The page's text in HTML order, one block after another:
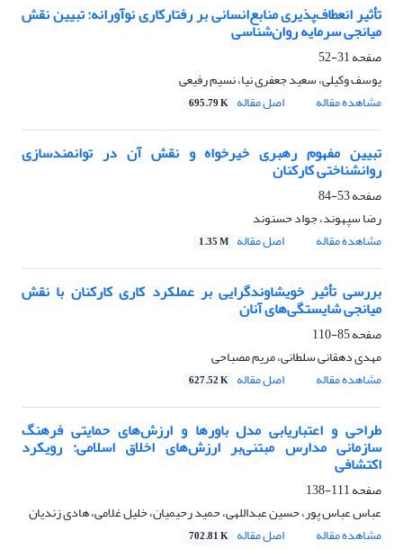
تأثیر انعطاف‌پذیری ‌منابع‌انسانی بر رفتار‌کاری نوآورانه: تبیین نقش
میانجی سرمایه روان‌شناسی
صفحه31-52
یوسف وکیلی، سعید جعفری نیا، نسیم رفیعی
مشاهده مقاله
اصل مقاله 695.79 K
تبیین مفهوم رهبری خیرخواه و نقش آن در توانمندسازی
روانشناختی کارکنان
صفحه53-84
رضا سپهوند، جواد حسنوند
مشاهده مقاله
اصل مقاله 1.35 M
بررسی تأثیر خویشاوندگرایی بر عملکرد کاری کارکنان با نقش
میانجی شایستگی‌های آنان
صفحه85-110
مهدی دهقانی سلطانی، مریم مصباحی
مشاهده مقاله
اصل مقاله 627.52 K
طراحی و اعتباریابی مدل باورها و ارزش‌های حمایتی فرهنگ
سازمانی مدارس مبتنی‌بر ارزش‌های اخلاق اسلامی: رویکرد
اکتشافی
صفحه111-138
عباس عباس پور، حسین عبداللهی، حمید رحیمیان، خلیل غلامی، هادی زندیان
مشاهده مقاله
اصل مقاله 702.81 K